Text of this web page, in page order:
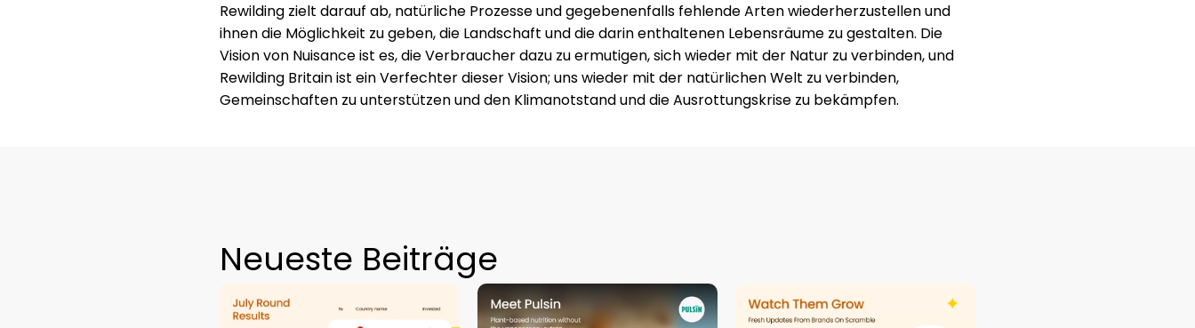
Rewilding zielt darauf ab, natürliche Prozesse und gegebenenfalls fehlende Arten wiederherzustellen und
ihnen die Möglichkeit zu geben, die Landschaft und die darin enthaltenen Lebensräume zu gestalten. Die
Vision von Nuisance ist es, die Verbraucher dazu zu ermutigen, sich wieder mit der Natur zu verbinden, und
Rewilding Britain ist ein Verfechter dieser Vision; uns wieder mit der natürlichen Welt zu verbinden,
Gemeinschaften zu unterstützen und den Klimanotstand und die Ausrottungskrise zu bekämpfen.
Neueste Beiträge